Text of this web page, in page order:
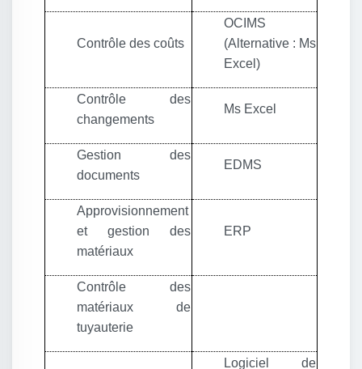
Contrôle des coûts
OCIMS
(Alternative : Ms
Excel)
Contrôle des
changements
Ms Excel
Gestion des
documents
EDMS
Approvisionnement
et gestion des
matériaux
ERP
Contrôle des
matériaux de
tuyauterie
Logiciel de